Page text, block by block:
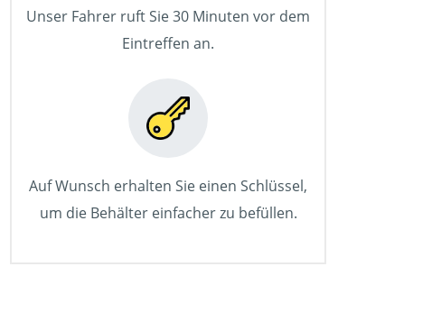
Unser Fahrer ruft Sie 30 Minuten vor dem
Eintreffen an.
Auf Wunsch erhalten Sie einen Schlüssel,
um die Behälter einfacher zu befüllen.